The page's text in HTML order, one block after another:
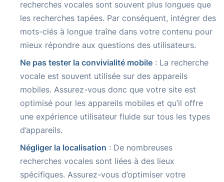
recherches vocales sont souvent plus longues que
les recherches tapées. Par conséquent, intégrer des
mots-clés à longue traîne dans votre contenu pour
mieux répondre aux questions des utilisateurs.
Ne pas tester la convivialité mobile : La recherche
vocale est souvent utilisée sur des appareils
mobiles. Assurez-vous donc que votre site est
optimisé pour les appareils mobiles et qu’il offre
une expérience utilisateur fluide sur tous les types
d’appareils.
Négliger la localisation : De nombreuses
recherches vocales sont liées à des lieux
spécifiques. Assurez-vous d’optimiser votre